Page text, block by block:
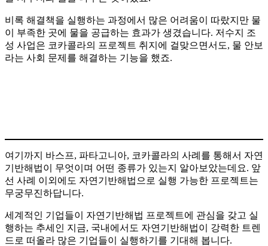
비록 해결책을 실행하는 과정에서 많은 어려움이 따랐지만 물
이 부족한 곳에 물을 공급하는 효과가 생겼습니다. 저수지 조
성 사업은 코카콜라의 프로젝트 취지에 걸맞으면서도, 물 안보
라는 사회 문제를 해결하는 기능을 했죠.
여기까지 바스프, 파타고니아, 코카콜라의 사례를 통해서 자연
기반해법이 무엇이며 어떤 종류가 있는지 알아보았는데요. 앞
선 사례 이외에도 자연기반해법으로 실행 가능한 프로젝트는
무궁무진하답니다.
세계적인 기업들이 자연기반해법 프로젝트에 관심을 갖고 실
행하는 추세인 지금, 국내에서도 자연기반해법이 강력한 트렌
드로 떠올라 많은 기업들이 실행하기를 기대해 봅니다.